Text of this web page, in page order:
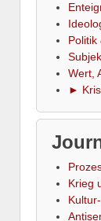
Politik
Wert,
►
Krieg